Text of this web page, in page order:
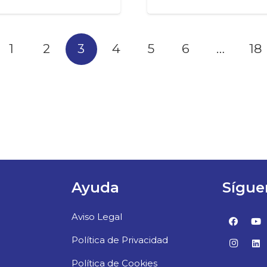
1 2 3 4 5 6 … 18
Ayuda
Aviso Legal
Política de Privacidad
Política de Cookies